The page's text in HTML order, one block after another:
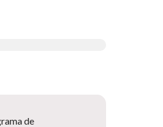
de